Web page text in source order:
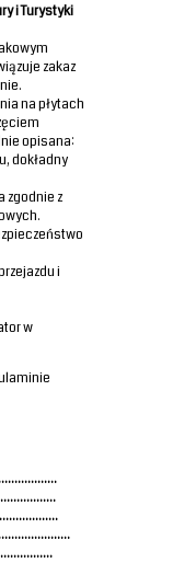
i Turystyki
zakaz
na płytach
opisana:
dokładny
zgodnie z
i
w